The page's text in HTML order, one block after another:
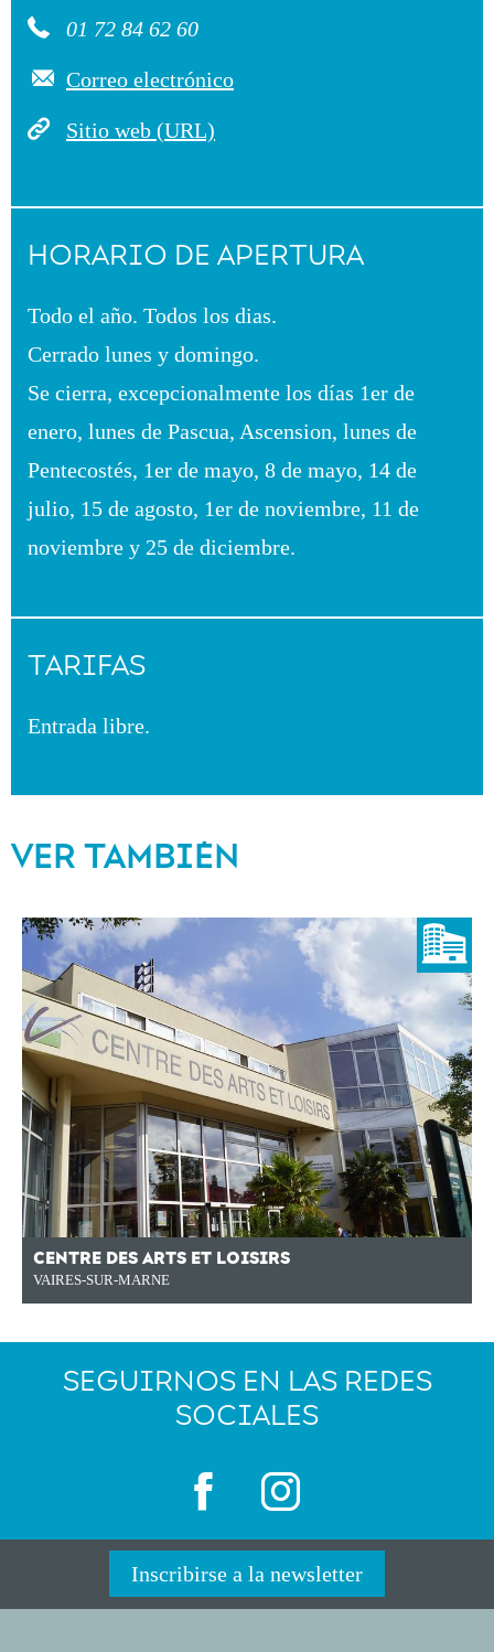
01 72 84 62 60
Correo electrónico
Sitio web (URL)
HORARIO DE APERTURA
Todo el año. Todos los dias.
Cerrado lunes y domingo.
Se cierra, excepcionalmente los días 1er de
enero, lunes de Pascua, Ascension, lunes de
Pentecostés, 1er de mayo, 8 de mayo, 14 de
julio, 15 de agosto, 1er de noviembre, 11 de
noviembre y 25 de diciembre.
TARIFAS
Entrada libre.
VER TAMBIÉN
CENTRE DES ARTS ET LOISIRS
VAIRES-SUR-MARNE
SEGUIRNOS EN LAS REDES
SOCIALES
Inscribirse a la newsletter